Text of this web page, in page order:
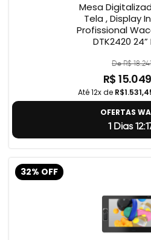
Mesa
Tela , Display
Profissional
DTK2420 24”
De R$
R$
Até 12x de
OFERTAS
1 Dias
32% OFF